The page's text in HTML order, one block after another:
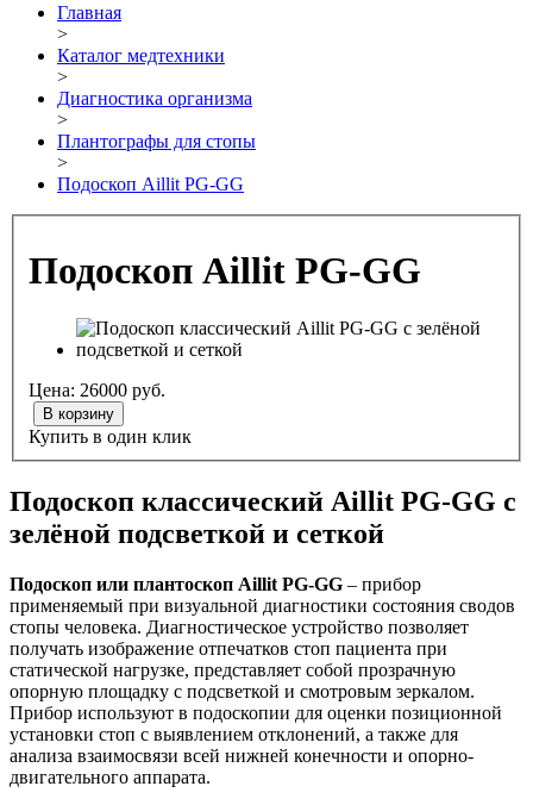
Главная
>
Каталог медтехники
>
Диагностика организма
>
Плантографы для стопы
>
Подоскоп Aillit PG-GG
Подоскоп Aillit PG-GG
Цена: 26000 руб.
В корзину
Купить в один клик
Подоскоп классический Aillit PG-GG с
зелёной подсветкой и сеткой
Подоскоп или плантоскоп Aillit PG-GG – прибор
применяемый при визуальной диагностики состояния сводов
стопы человека. Диагностическое устройство позволяет
получать изображение отпечатков стоп пациента при
статической нагрузке, представляет собой прозрачную
опорную площадку с подсветкой и смотровым зеркалом.
Прибор используют в подоскопии для оценки позиционной
установки стоп с выявлением отклонений, а также для
анализа взаимосвязи всей нижней конечности и опорно-
двигательного аппарата.